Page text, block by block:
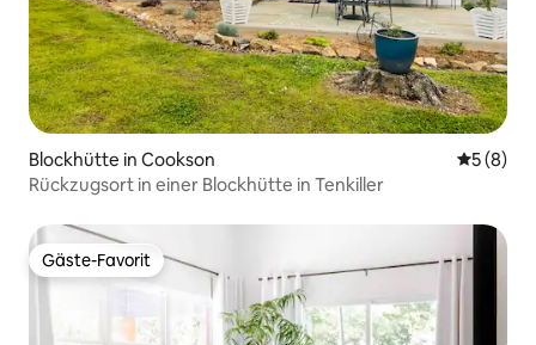
Blockhütte in Cookson
5 (8)
Rückzugsort in einer Blockhütte in Tenkiller
Gäste-Favorit
Gäste-Favorit